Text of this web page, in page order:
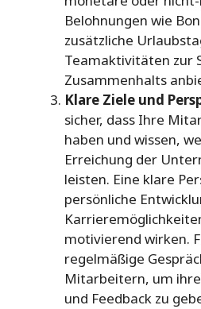
Belohnungen wie
zusätzliche
Teamaktivitäten zur
Zusammenhalts
Klare Ziele und
sicher, dass Ihre
haben und wissen,
Erreichung der
leisten. Eine klare
persönliche
motivierend wirken.
regelmäßige
Mitarbeitern, um
und Feedback zu